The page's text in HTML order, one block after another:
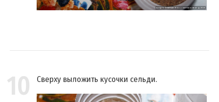
10 Сверху выложить кусочки сельди.